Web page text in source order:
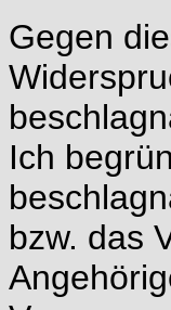
Gegen
Ich
bzw. das